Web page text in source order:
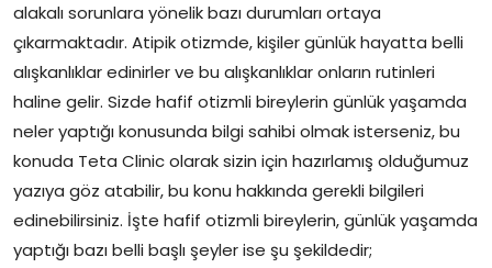
alakalı sorunlara yönelik bazı durumları ortaya
çıkarmaktadır. Atipik otizmde, kişiler günlük hayatta belli
alışkanlıklar edinirler ve bu alışkanlıklar onların rutinleri
haline gelir. Sizde hafif otizmli bireylerin günlük yaşamda
neler yaptığı konusunda bilgi sahibi olmak isterseniz, bu
konuda Teta Clinic olarak sizin için hazırlamış olduğumuz
yazıya göz atabilir, bu konu hakkında gerekli bilgileri
edinebilirsiniz. İşte hafif otizmli bireylerin, günlük yaşamda
yaptığı bazı belli başlı şeyler ise şu şekildedir;